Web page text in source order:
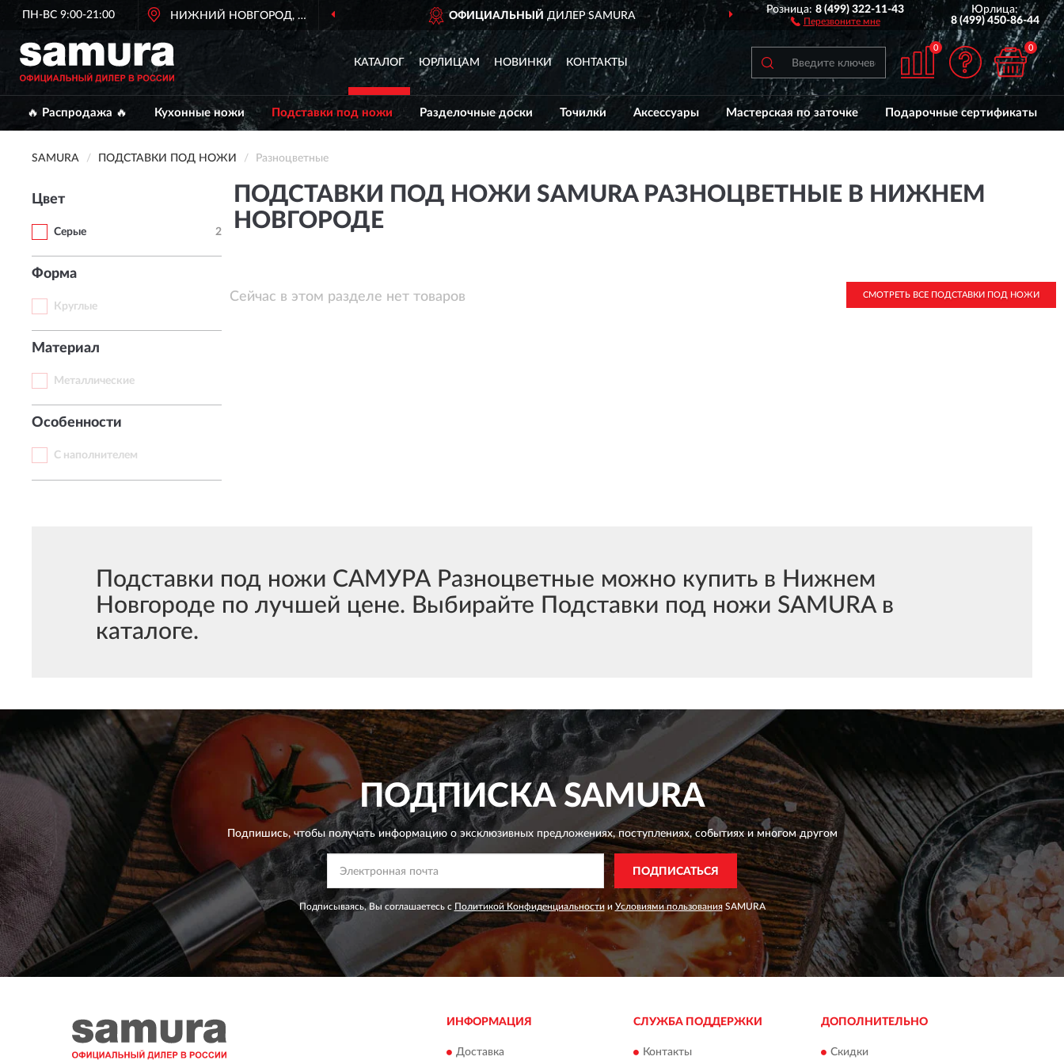
ПН-ВС 9:00-21:00 НИЖНИЙ НОВГОРОД, НИЖНИЙ НОВГОРОД ОФИЦИАЛЬНЫЙ ДИЛЕР SAMURA ДОСТАВИМПО ВСЕЙ РОССИИ
Розница:8 (499) 322-11-43
Перезвоните мне
Юрлица:
8 (499) 450-86-44
КАТАЛОГ ЮРЛИЦАМ НОВИНКИ КОНТАКТЫ
0 0
🔥 Распродажа 🔥 Кухонные ножи Подставки под ножи Разделочные доски Точилки Аксессуары Мастерская по заточке Подарочные сертификаты
SAMURA ПОДСТАВКИ ПОД НОЖИ Разноцветные
Цвет
Серые 2
Форма
Круглые
Материал
Металлические
Особенности
С наполнителем
ПОДСТАВКИ ПОД НОЖИ SAMURA РАЗНОЦВЕТНЫЕ В НИЖНЕМ
НОВГОРОДЕ
Сейчас в этом разделе нет товаров СМОТРЕТЬ ВСЕ ПОДСТАВКИ ПОД НОЖИ
Подставки под ножи САМУРА Разноцветные можно купить в Нижнем
Новгороде по лучшей цене. Выбирайте Подставки под ножи SAMURA в
каталоге.
ПОДПИСКАSAMURA
Подпишись, чтобы получать информацию о эксклюзивных предложениях,поступлениях, событиях и многом другом
ПОДПИСАТЬСЯ
Подписываясь, Вы соглашаетесь с Политикой Конфиденциальности и Условиями пользованияSAMURA
ИНФОРМАЦИЯ
Доставка
СЛУЖБА ПОДДЕРЖКИ
Контакты
ДОПОЛНИТЕЛЬНО
Скидки